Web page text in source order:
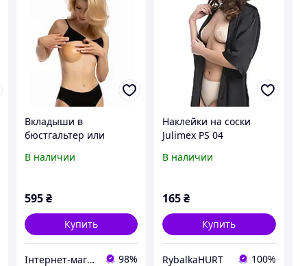
Вкладыши в
бюстгальтер или
Julimex WS-29 FULL CUP
В наличии
595₴
Купить
Інтернет-магазин "Carmen" 98%
Наклейки на соски
Julimex PS 04
В наличии
165₴
Купить
RybalkaHURT 100%